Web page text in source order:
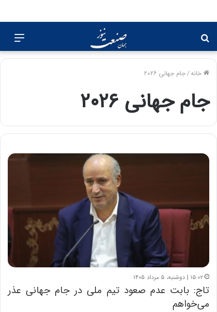
برای
خانه/جام جهانی ۲۰۲۶
جام جهانی ۲۰۲۶
۱۵:۰۲ | دوشنبه، ۵ مرداد ۱۴۰۵
تاج: بابت عدم صعود تیم ملی در جام جهانی عذر
می‌خواهم